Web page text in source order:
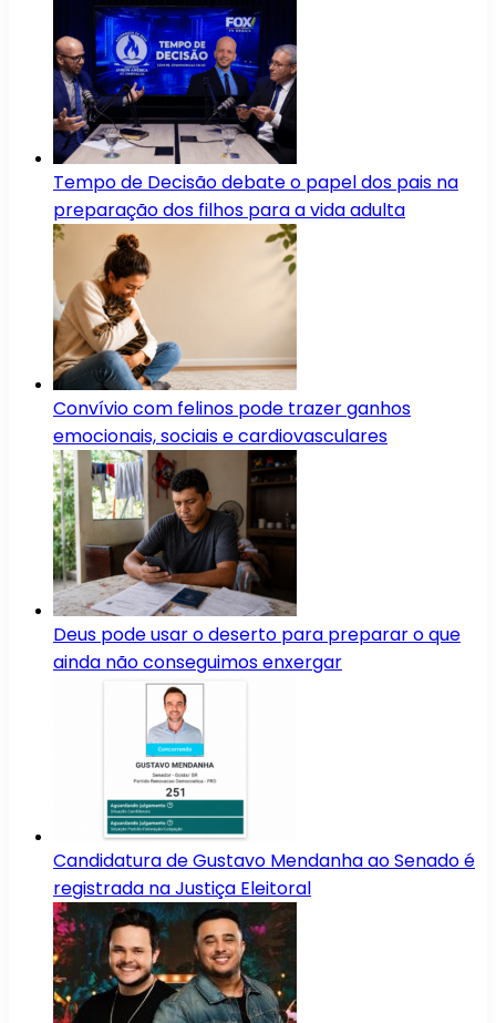
Tempo de Decisão debate o papel dos pais na
preparação dos filhos para a vida adulta
Convívio com felinos pode trazer ganhos
emocionais, sociais e cardiovasculares
Deus pode usar o deserto para preparar o que
ainda não conseguimos enxergar
Candidatura de Gustavo Mendanha ao Senado é
registrada na Justiça Eleitoral